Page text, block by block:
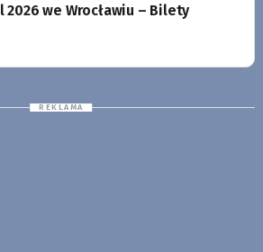
we Wrocławiu – Bilety